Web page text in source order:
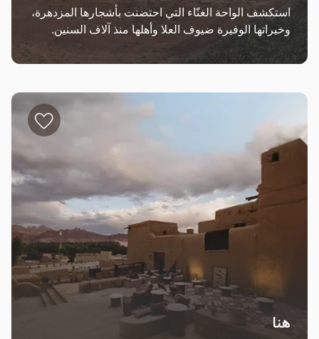
وخيراتها الوفيرة ضيوف العلا وأهلها منذ آلاف السنين.
هنا